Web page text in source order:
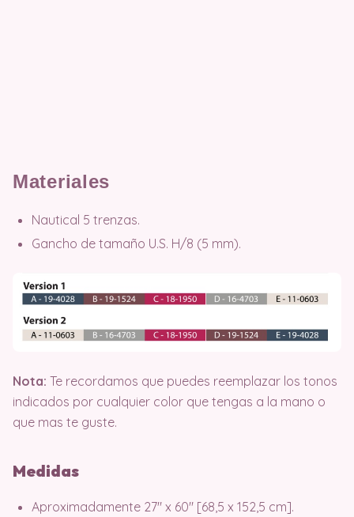
Materiales
Nautical 5 trenzas.
Gancho de tamaño U.S. H/8 (5 mm).
Nota: Te recordamos que puedes reemplazar los tonos
indicados por cualquier color que tengas a la mano o
que mas te guste.
Medidas
Aproximadamente 27″ x 60″ [68,5 x 152,5 cm].